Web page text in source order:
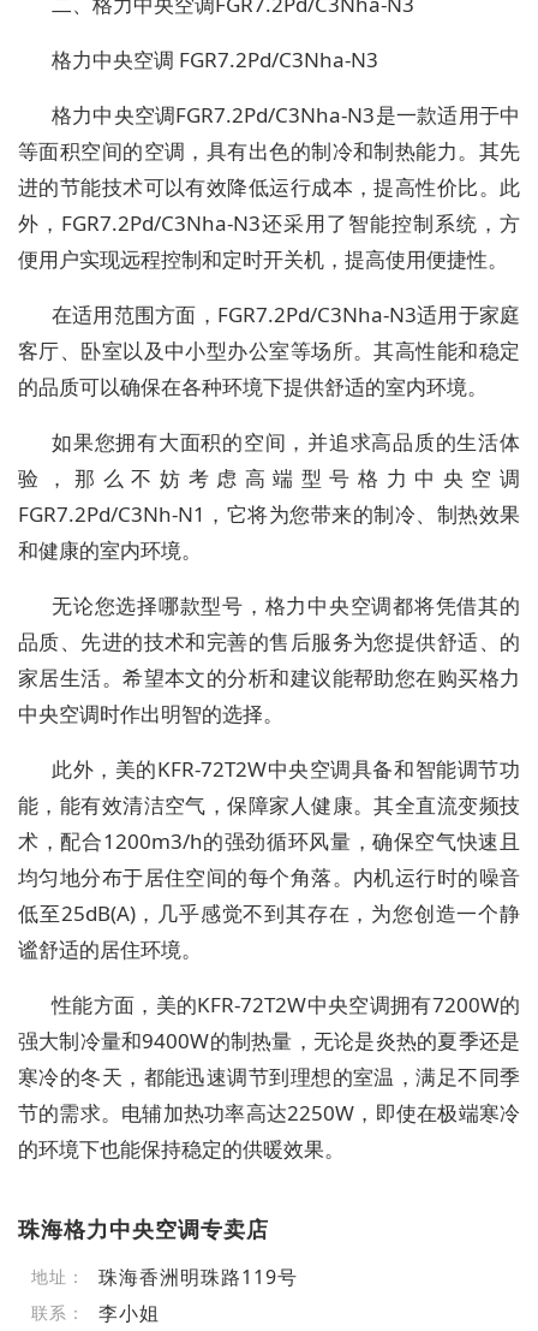
格力中央空调 FGR7.2Pd/C3Nha-N3
格力中央空调FGR7.2Pd/C3Nha-N3是一款适用于中
等面积空间的空调，具有出色的制冷和制热能力。其先
进的节能技术可以有效降低运行成本，提高性价比。此
外，FGR7.2Pd/C3Nha-N3还采用了智能控制系统，方
便用户实现远程控制和定时开关机，提高使用便捷性。
在适用范围方面，FGR7.2Pd/C3Nha-N3适用于家庭
客厅、卧室以及中小型办公室等场所。其高性能和稳定
的品质可以确保在各种环境下提供舒适的室内环境。
如果您拥有大面积的空间，并追求高品质的生活体
验，那么不妨考虑高端型号格力中央空调
FGR7.2Pd/C3Nh-N1，它将为您带来的制冷、制热效果
和健康的室内环境。
无论您选择哪款型号，格力中央空调都将凭借其的
品质、先进的技术和完善的售后服务为您提供舒适、的
家居生活。希望本文的分析和建议能帮助您在购买格力
中央空调时作出明智的选择。
此外，美的KFR-72T2W中央空调具备和智能调节功
能，能有效清洁空气，保障家人健康。其全直流变频技
术，配合1200m3/h的强劲循环风量，确保空气快速且
均匀地分布于居住空间的每个角落。内机运行时的噪音
低至25dB(A)，几乎感觉不到其存在，为您创造一个静
谧舒适的居住环境。
性能方面，美的KFR-72T2W中央空调拥有7200W的
强大制冷量和9400W的制热量，无论是炎热的夏季还是
寒冷的冬天，都能迅速调节到理想的室温，满足不同季
节的需求。电辅加热功率高达2250W，即使在极端寒冷
的环境下也能保持稳定的供暖效果。
珠海格力中央空调专卖店
地址： 珠海香洲明珠路119号
联系： 李小姐